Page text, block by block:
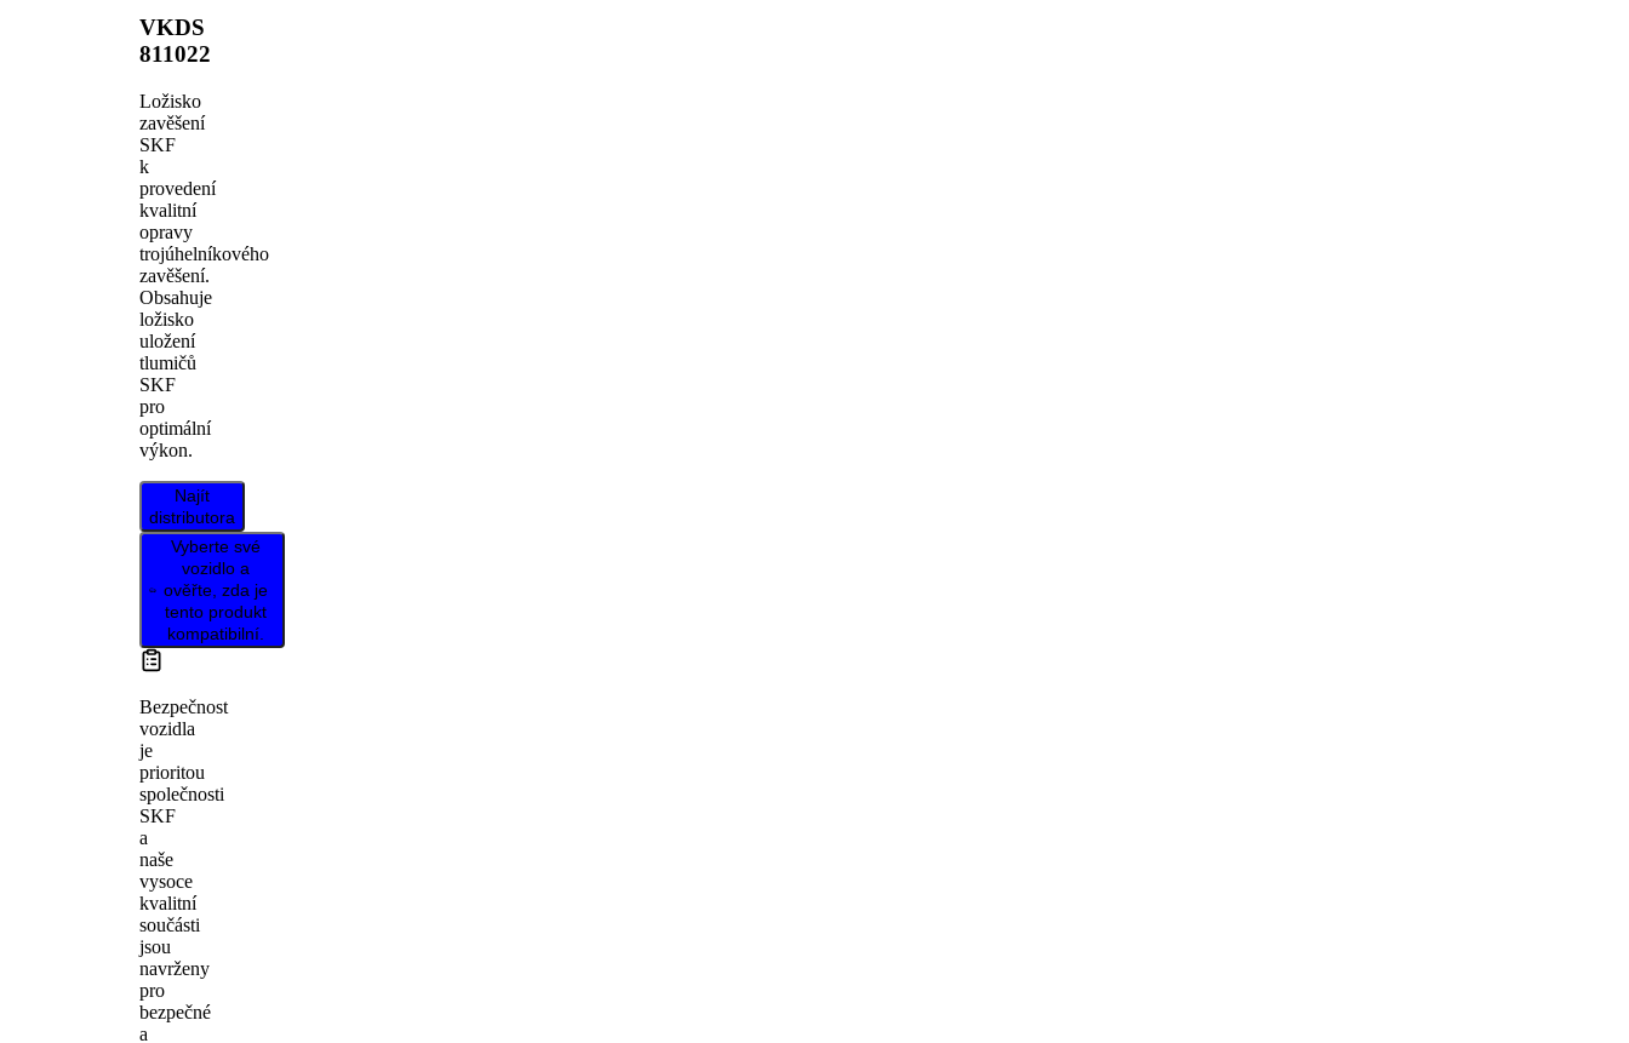
VKDS
811022
Ložisko
zavěšení
SKF
k
provedení
kvalitní
opravy
trojúhelníkového
zavěšení.
Obsahuje
ložisko
uložení
tlumičů
SKF
pro
optimální
výkon.
Najít
distributora
Vyberte své
vozidlo a
ověřte, zda je
tento produkt
kompatibilní.
Bezpečnost
vozidla
je
prioritou
společnosti
SKF
a
naše
vysoce
kvalitní
součásti
jsou
navrženy
pro
bezpečné
a